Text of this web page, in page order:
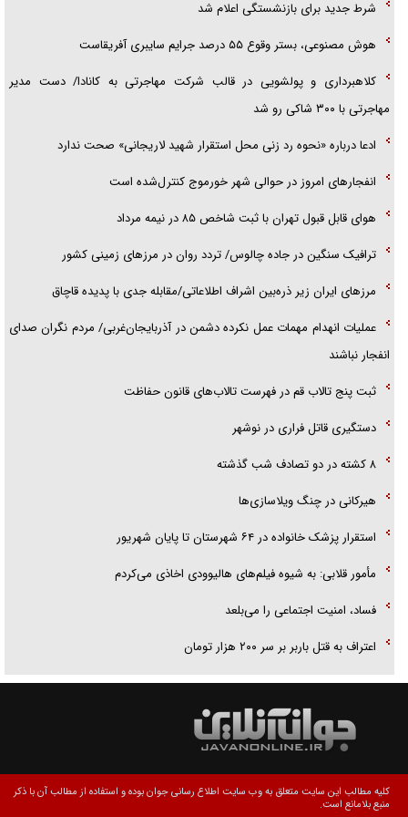
شرط جدید برای بازنشستگی اعلام شد
هوش مصنوعی، بستر وقوع ۵۵ درصد جرایم سایبری آفریقاست
کلاهبرداری و پولشویی در قالب شرکت مهاجرتی به کانادا/ دست مدیر
مهاجرتی با ۳۰۰ شاکی رو شد
ادعا درباره «نحوه رد زنی محل استقرار شهید لاریجانی» صحت ندارد
انفجار‌های امروز در حوالی شهر خورموج کنترل‌شده است
هوای قابل قبول تهران با ثبت شاخص ۸۵ در نیمه مرداد
ترافیک سنگین در جاده چالوس/ تردد روان در مرز‌های زمینی کشور
مرز‌های ایران زیر ذره‌بین اشراف اطلاعاتی/مقابله جدی با پدیده قاچاق
عملیات انهدام مهمات عمل نکرده دشمن در آذربایجان‌غربی/ مردم نگران صدای
انفجار نباشند
ثبت پنج تالاب قم در فهرست تالاب‌های قانون حفاظت
دستگیری قاتل فراری در نوشهر
۸ کشته در دو تصادف شب گذشته
هیرکانی در چنگ ویلاسازی‌ها
‌استقرار پزشک خانواده در ۶۴ شهرستان تا پایان شهریور
مأمور قلابی: به شیوه فیلم‌های هالیوودی اخاذی می‌کردم
فساد، امنیت اجتماعی را می‌بلعد
‌‌اعتراف به قتل باربر بر سر ۲۰۰ هزار تومان
کلیه مطالب این سایت متعلق به وب سایت اطلاع رسانی جوان بوده و استفاده از مطالب آن با ذکر
منبع بلامانع است.